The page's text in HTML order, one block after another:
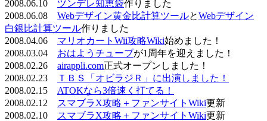
2008.06.10 ツンデレ知恵袋作りました
2008.06.08 Webデザイン黄金比計算ツールとWebデザイン
白銀比計算ツール作りました
2008.04.06 マリオカートWii攻略Wiki始めました！
2008.03.04 おはようチューブが1周年を迎えました！
2008.02.26 airappli.com正式オープンしました！
2008.02.23
ＴＢＳ「オビラジＲ」に出演しました！
2008.02.15 ATOKなら3倍速く打てる！
2008.02.12
スマブラX攻略＋ファンサイトWiki更新
2008.02.10
スマブラX攻略＋ファンサイトWiki更新